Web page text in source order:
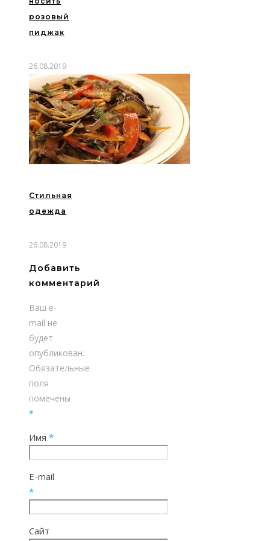
розовый
пиджак
26.08.2019
Стильная
одежда
26.08.2019
Добавить
комментарий
Ваш e-
mail не
будет
опубликован.
Обязательные
поля
помечены
*
Имя *
E-mail
*
Сайт